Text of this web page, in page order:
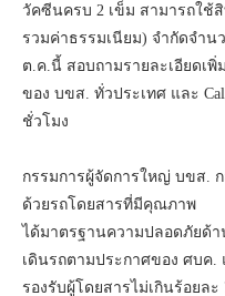
วัคซีนครบ 2 เข็ม สามารถใช้
รวมค่าธรรมเนียม) จำกัดจำน
ต.ค.นี้ สอบถามรายละเอียดเ
ของ บขส. ทั่วประเทศ และ
ชั่วโมง
กรรมการผู้จัดการใหญ่ บขส.
ด้วยรถโดยสารที่มีคุณภาพ
ได้มาตรฐานความปลอดภัยด้
เดินรถตามประกาศของ ศบค
รองรับผู้โดยสารไม่เกินร้อยล